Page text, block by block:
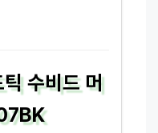
수비드 머